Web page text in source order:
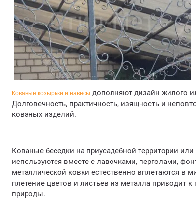
Кованые козырьки и навесы дополняют дизайн жилого
Долговечность, практичность, изящность и
кованых изделий.
Кованые беседки на приусадебной территории
используются вместе с лавочками, перголами,
металлической ковки естественно вплетаются в
плетение цветов и листьев из металла приводит
природы.